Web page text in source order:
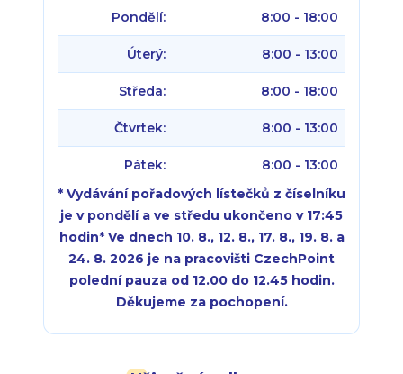
Pondělí: 8:00 - 18:00
Úterý: 8:00 - 13:00
Středa: 8:00 - 18:00
Čtvrtek: 8:00 - 13:00
Pátek:
8:00 - 13:00
* Vydávání pořadových lístečků z číselníku
je v pondělí a ve středu ukončeno v 17:45
hodin* Ve dnech 10. 8., 12. 8., 17. 8., 19. 8. a
24. 8. 2026 je na pracovišti CzechPoint
polední pauza od 12.00 do 12.45 hodin.
Děkujeme za pochopení.